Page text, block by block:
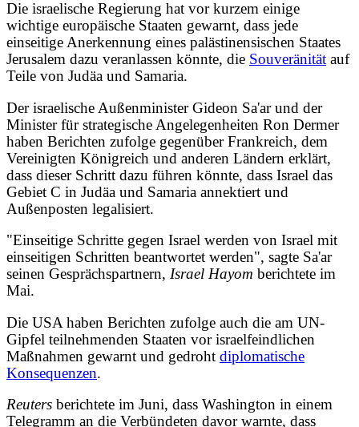
Die israelische Regierung hat vor kurzem einige
wichtige europäische Staaten gewarnt, dass jede
einseitige Anerkennung eines palästinensischen Staates
Jerusalem dazu veranlassen könnte, die Souveränität auf
Teile von Judäa und Samaria.
Der israelische Außenminister Gideon Sa'ar und der
Minister für strategische Angelegenheiten Ron Dermer
haben Berichten zufolge gegenüber Frankreich, dem
Vereinigten Königreich und anderen Ländern erklärt,
dass dieser Schritt dazu führen könnte, dass Israel das
Gebiet C in Judäa und Samaria annektiert und
Außenposten legalisiert.
"Einseitige Schritte gegen Israel werden von Israel mit
einseitigen Schritten beantwortet werden", sagte Sa'ar
seinen Gesprächspartnern, Israel Hayom berichtete im
Mai.
Die USA haben Berichten zufolge auch die am UN-
Gipfel teilnehmenden Staaten vor israelfeindlichen
Maßnahmen gewarnt und gedroht diplomatische
Konsequenzen.
Reuters berichtete im Juni, dass Washington in einem
Telegramm an die Verbündeten davor warnte, dass